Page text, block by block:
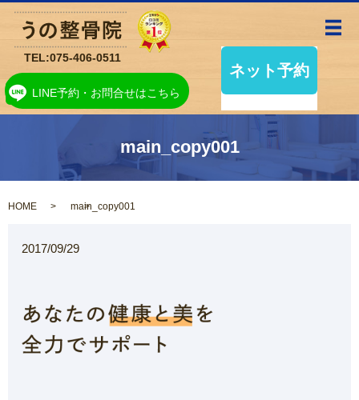
LINE予約・お問合せはこちら
TEL:075-406-0511
メ
main_copy001
HOME main_copy001
2017/09/29